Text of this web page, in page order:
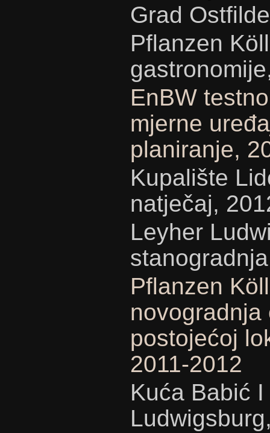
Grad
Pflanzen
EnBW
mjerne
planiranje,
Kupalište
natječaj,
Leyher
Pflanzen
postojećoj
2011-2012
Kuća Babić